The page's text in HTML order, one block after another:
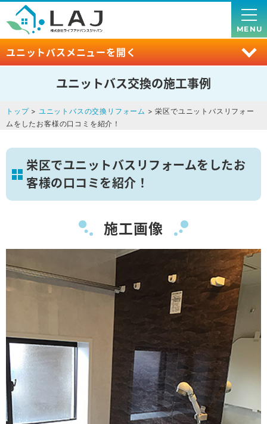
ユニットバスメニューを開く
MENU
ユニットバス交換の施工事例
トップ> ユニットバスの交換リフォーム > 栄区でユニットバスリフォー
ムをしたお客様の口コミを紹介！
栄区でユニットバスリフォームをしたお
客様の口コミを紹介！
施工画像